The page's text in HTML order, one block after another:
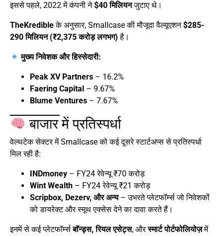
इससे पहले, 2022 में कंपनी ने$40 मिलियनजुटाए थे।
TheKredibleके अनुसार, Smallcase की मौजूदा वैल्यूएशन$285-
290 मिलियन (₹2,375 करोड़ लगभग) है।
मुख्य निवेशक और हिस्सेदारी:
Peak XV Partners – 16.2%
Faering Capital – 9.67%
Blume Ventures – 7.67%
बाजार में प्रतिस्पर्धा
वेल्थटेक सेक्टर में Smallcase को कई दूसरे स्टार्टअप्स से प्रतिस्पर्धा
मिल रही है:
INDmoney – FY24 रेवेन्यू ₹70 करोड़
Wint Wealth – FY24 रेवेन्यू ₹21 करोड़
Scripbox, Dezerv, और अन्य– उभरते प्लेटफॉर्म्स जो निवेशकों
को डायरेक्ट और स्मूथ एक्सेस देने का दावा करते हैं।
इनमें से कई प्लेटफॉर्म्सबॉन्ड्स, रियल एसेट्स, औरस्मार्ट पोर्टफोलियोज़में